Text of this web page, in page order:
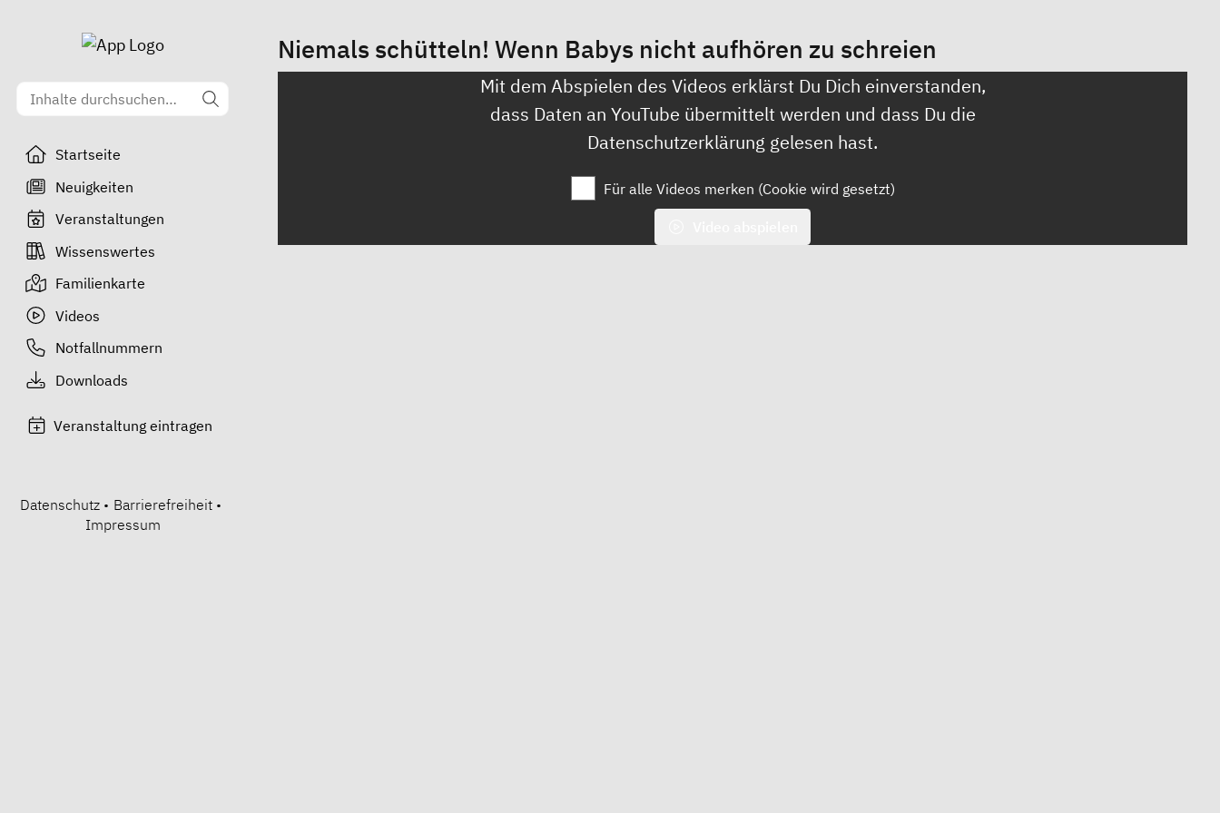
Startseite
Neuigkeiten
Veranstaltungen
Wissenswertes
Familienkarte
Videos
Notfallnummern
Downloads
Veranstaltung eintragen
Datenschutz • Barrierefreiheit •
Impressum
Niemals schütteln! Wenn Babys nicht aufhören zu schreien
Mit dem Abspielen des Videos erklärst Du Dich einverstanden,
dass Daten an YouTube übermittelt werden und dass Du die
Datenschutzerklärung gelesen hast.
Für alle Videos merken (Cookie wird gesetzt)